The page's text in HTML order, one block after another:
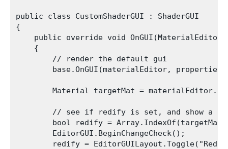
public class CustomShaderGUI : ShaderGUI
{
public override void
    {
        // render the default gui
base.OnGUI(materialEditor,
Material targetMat =
// see if redify is set, and show a
bool redify =
        EditorGUI.BeginChangeCheck();
redify =